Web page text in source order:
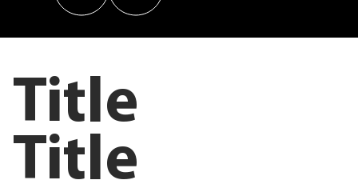
Title
Title